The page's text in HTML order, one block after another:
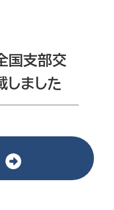
国支部交
しました